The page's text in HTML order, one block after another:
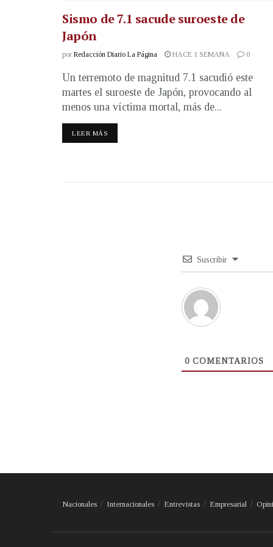
Sismo de 7.1 sacude suroeste de
Japón
por Redacción Diario La Página HACE 1 SEMANA 0
Un terremoto de magnitud 7.1 sacudió este
martes el suroeste de Japón, provocando al
menos una víctima mortal, más de...
LEER MÁS
Suscribir
0 COMENTARIOS
Nacionales Internacionales Entrevistas Empresarial